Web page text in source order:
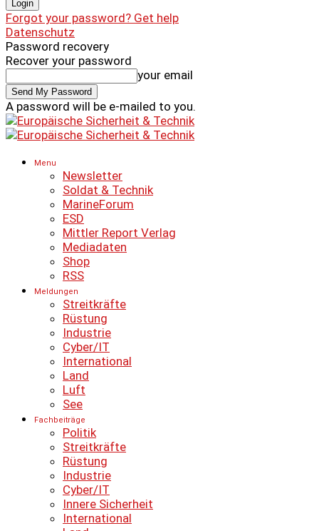
Forgot your password? Get help
Datenschutz
Password recovery
Recover your password
your email
A password will be e-mailed to you.
Menu
Newsletter
Soldat & Technik
MarineForum
ESD
Mittler Report Verlag
Mediadaten
Shop
RSS
Meldungen
Streitkräfte
Rüstung
Industrie
Cyber/IT
International
Land
Luft
See
Fachbeiträge
Politik
Streitkräfte
Rüstung
Industrie
Cyber/IT
Innere Sicherheit
International